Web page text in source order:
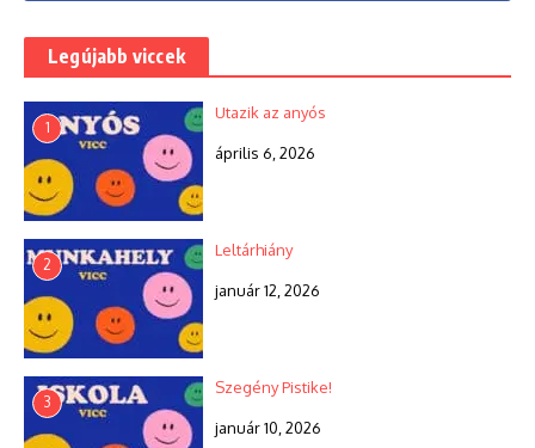
Legújabb viccek
1
Utazik az anyós
április 6, 2026
2
Leltárhiány
január 12, 2026
3
Szegény Pistike!
január 10, 2026